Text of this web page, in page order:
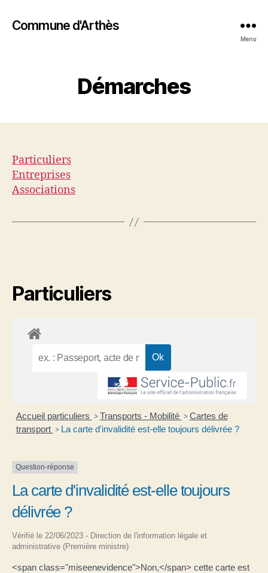
Commune d'Arthès
Menu
Démarches
Particuliers
Entreprises
Associations
Particuliers
Accueil particuliers > Transports - Mobilité > Cartes de
transport > La carte d'invalidité est-elle toujours délivrée ?
Question-réponse
La carte d'invalidité est-elle toujours
délivrée ?
Vérifié le 22/06/2023 - Direction de l'information légale et
administrative (Première ministre)
<span class="miseenevidence">Non,</span> cette carte est